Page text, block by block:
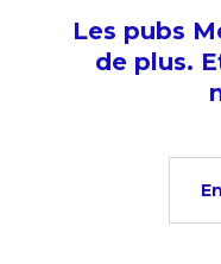
Les pubs
de plus.